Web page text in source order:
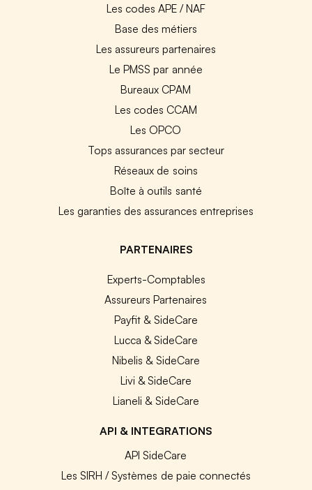
Les codes APE / NAF
Base des métiers
Les assureurs partenaires
Le PMSS par année
Bureaux CPAM
Les codes CCAM
Les OPCO
Tops assurances par secteur
Réseaux de soins
Boîte à outils santé
Les garanties des assurances entreprises
PARTENAIRES
Experts-Comptables
Assureurs Partenaires
Payfit & SideCare
Lucca & SideCare
Nibelis & SideCare
Livi & SideCare
Lianeli & SideCare
API & INTEGRATIONS
API SideCare
Les SIRH / Systèmes de paie connectés